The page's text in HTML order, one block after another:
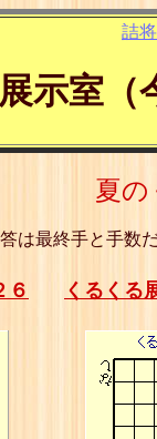
詰
展示室（
夏の
は最終手と手数
６ くるくる